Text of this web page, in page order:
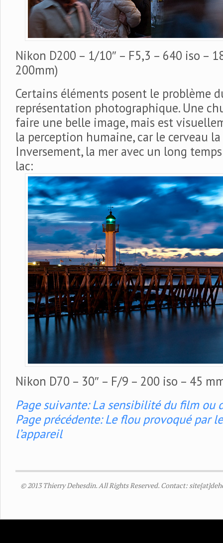
Nikon D200 – 1/10″ – F5,3 – 640 iso –
200mm)
Certains éléments posent le problème
représentation photographique. Une
faire une belle image, mais est
la perception humaine, car le cerveau
Inversement, la mer avec un long
lac:
Nikon D70 – 30″ – F/9 – 200 iso – 45
Page suivante: La sensibilité du film ou
Page précédente: Le flou provoqué par
l’appareil
© 2013 Thierry Dehesdin. All Rights Reserved. Contact: